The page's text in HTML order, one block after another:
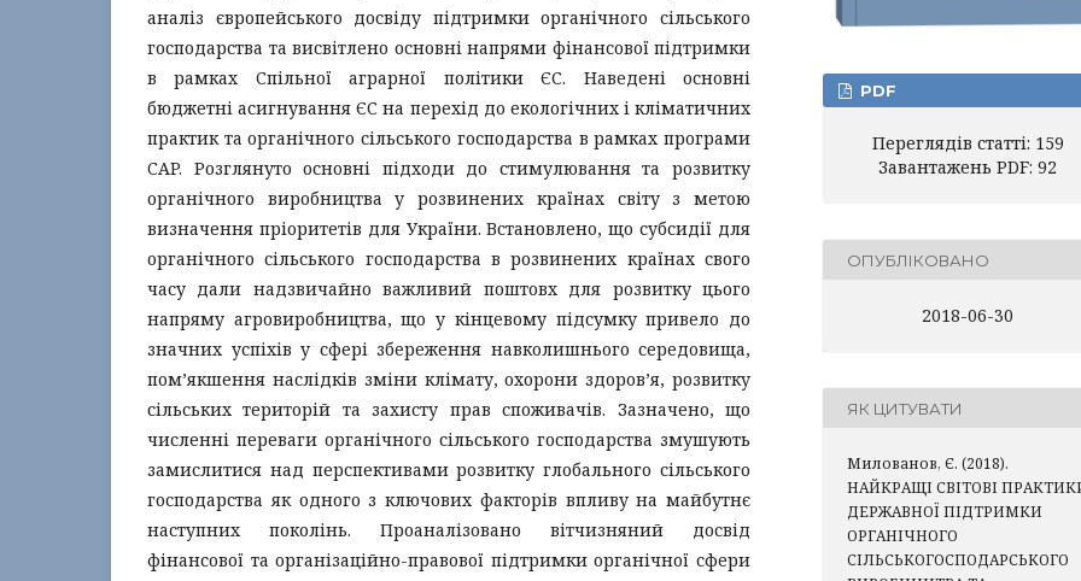
аналіз європейського досвіду підтримки органічного сільського
господарства та висвітлено основні напрями фінансової підтримки
в рамках Спільної аграрної політики ЄС. Наведені основні
бюджетні асигнування ЄС на перехід до екологічних і кліматичних
практик та органічного сільського господарства в рамках програми
CAP. Розглянуто основні підходи до стимулювання та розвитку
органічного виробництва у розвинених країнах світу з метою
визначення пріоритетів для України. Встановлено, що субсидії для
органічного сільського господарства в розвинених країнах свого
часу дали надзвичайно важливий поштовх для розвитку цього
напряму агровиробництва, що у кінцевому підсумку привело до
значних успіхів у сфері збереження навколишнього середовища,
пом’якшення наслідків зміни клімату, охорони здоров’я, розвитку
сільських територій та захисту прав споживачів. Зазначено, що
численні переваги органічного сільського господарства змушують
замислитися над перспективами розвитку глобального сільського
господарства як одного з ключових факторів впливу на майбутнє
наступних поколінь. Проаналізовано вітчизняний досвід
фінансової та організаційно-правової підтримки органічної сфери
PDF
Переглядів статті: 159
Завантажень PDF: 92
ОПУБЛІКОВАНО
2018-06-30
ЯК ЦИТУВАТИ
Милованов, Є. (2018).
НАЙКРАЩІ СВІТОВІ
ДЕРЖАВНОЇ ПІДТРИМКИ
ОРГАНІЧНОГО
СІЛЬСЬКОГОСПОДАРСЬКОГО